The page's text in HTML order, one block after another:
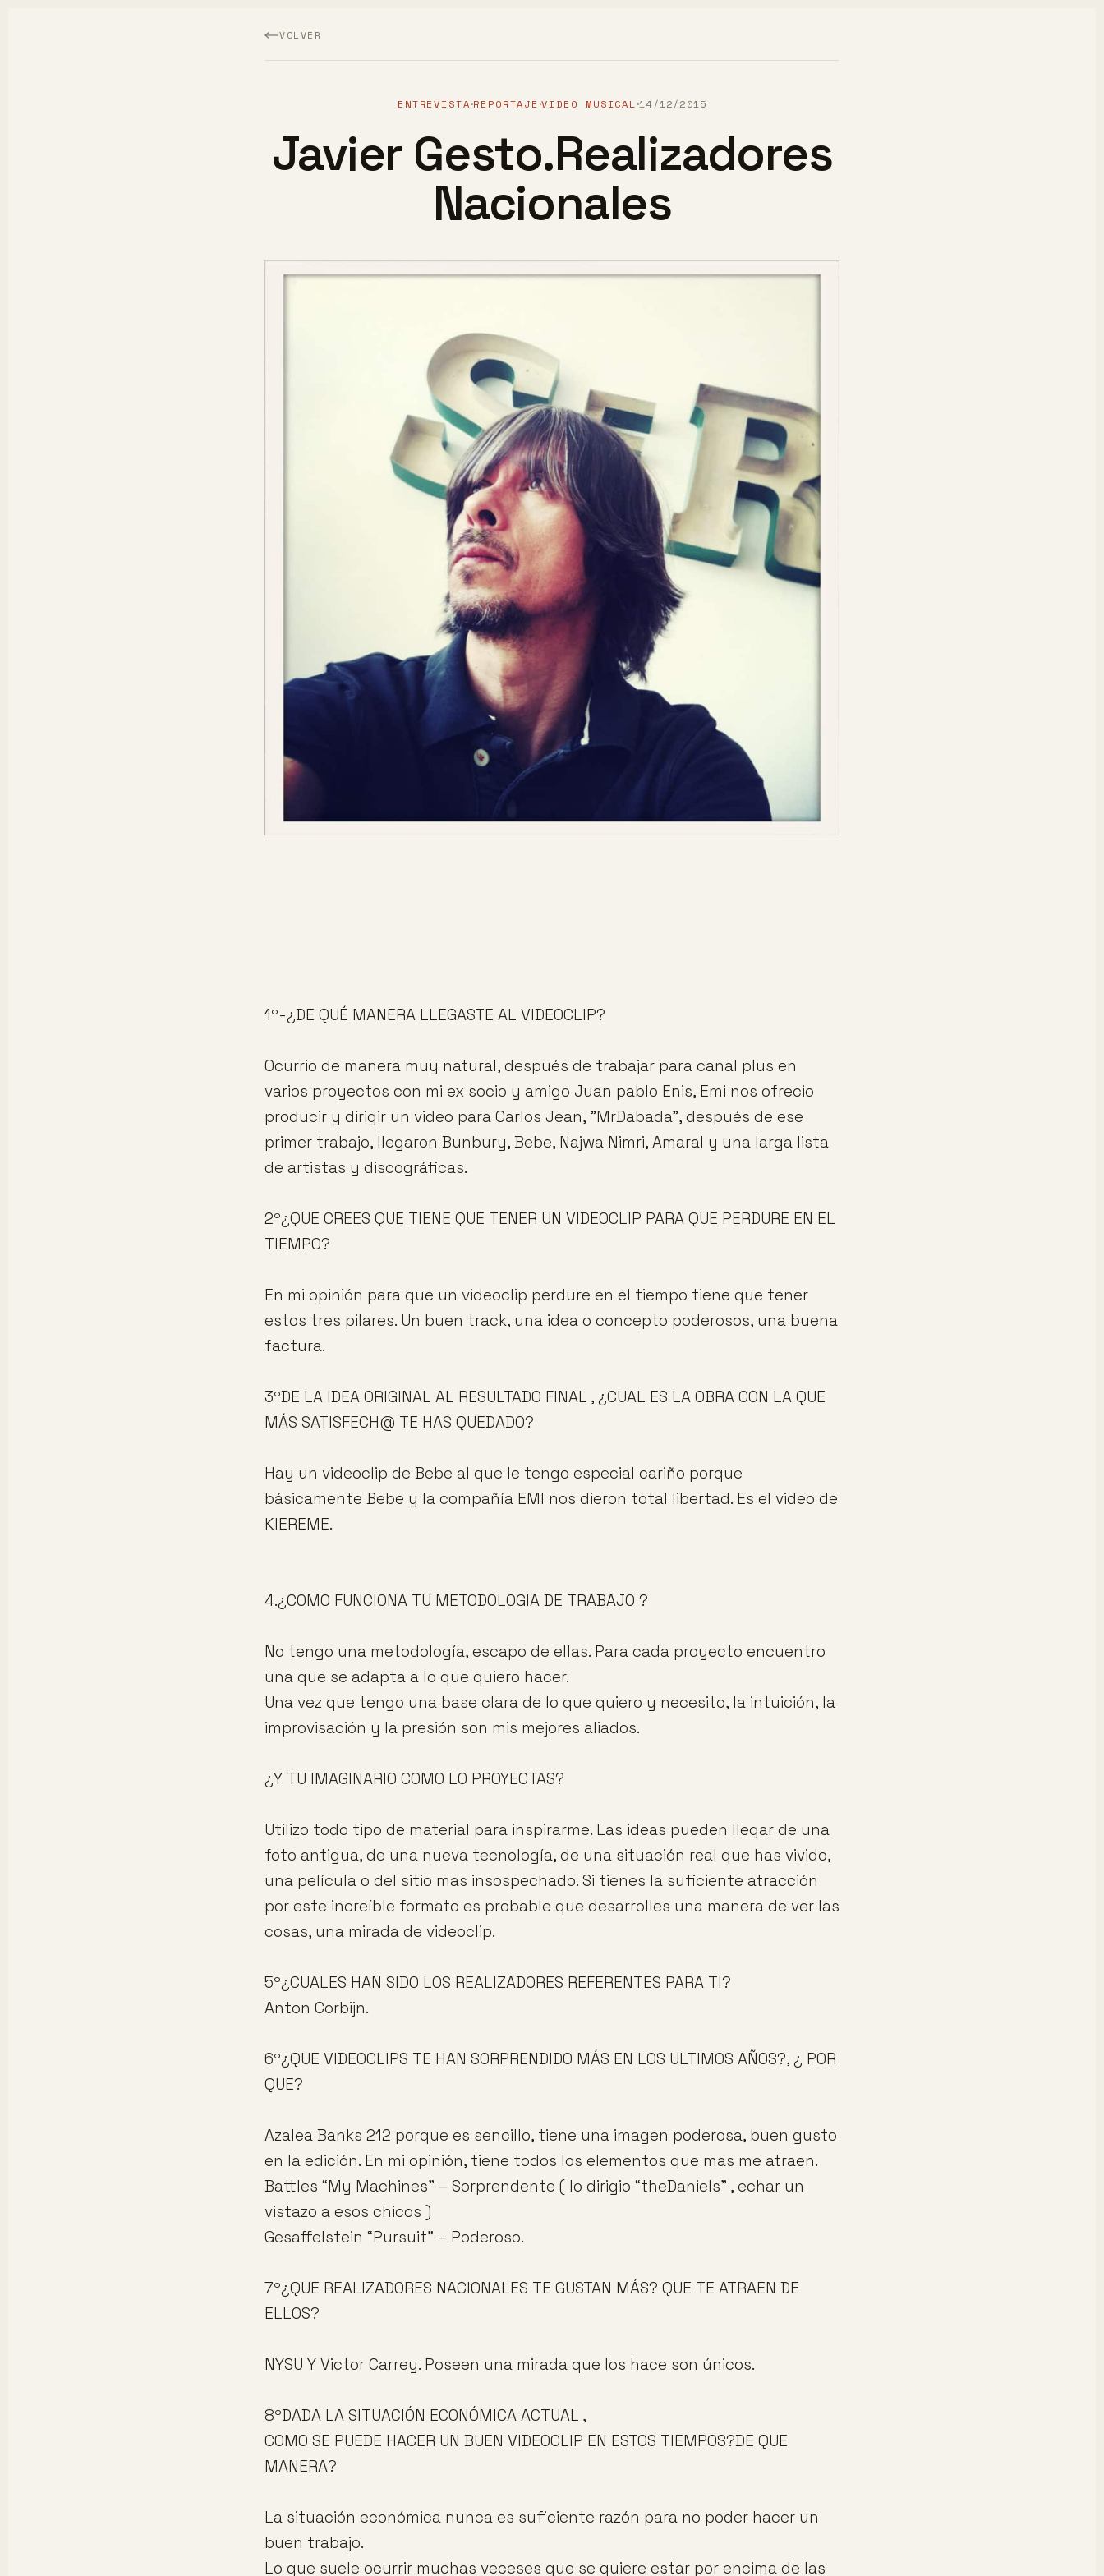
VOLVER
ENTREVISTA·REPORTAJE ·VIDEO MUSICAL·14/12/2015
Javier Gesto.Realizadores
Nacionales
1º-¿DE QUÉ MANERA LLEGASTE AL VIDEOCLIP?
Ocurrio de manera muy natural, después de trabajar para canal plus en
varios proyectos con mi ex socio y amigo Juan pablo Enis, Emi nos ofrecio
producir y dirigir un video para Carlos Jean, "MrDabada", después de ese
primer trabajo, llegaron Bunbury, Bebe, Najwa Nimri, Amaral y una larga lista
de artistas y discográficas.
2º¿QUE CREES QUE TIENE QUE TENER UN VIDEOCLIP PARA QUE PERDURE EN EL
TIEMPO?
En mi opinión para que un videoclip perdure en el tiempo tiene que tener
estos tres pilares. Un buen track, una idea o concepto poderosos, una buena
factura.
3ºDE LA IDEA ORIGINAL AL RESULTADO FINAL , ¿CUAL ES LA OBRA CON LA QUE
MÁS SATISFECH@ TE HAS QUEDADO?
Hay un videoclip de Bebe al que le tengo especial cariño porque
básicamente Bebe y la compañía EMI nos dieron total libertad. Es el video de
KIEREME.
4.¿COMO FUNCIONA TU METODOLOGIA DE TRABAJO ?
No tengo una metodología, escapo de ellas. Para cada proyecto encuentro
una que se adapta a lo que quiero hacer.
Una vez que tengo una base clara de lo que quiero y necesito, la intuición, la
improvisación y la presión son mis mejores aliados.
¿Y TU IMAGINARIO COMO LO PROYECTAS?
Utilizo todo tipo de material para inspirarme. Las ideas pueden llegar de una
foto antigua, de una nueva tecnología, de una situación real que has vivido,
una película o del sitio mas insospechado. Si tienes la suficiente atracción
por este increíble formato es probable que desarrolles una manera de ver las
cosas, una mirada de videoclip.
5º¿CUALES HAN SIDO LOS REALIZADORES REFERENTES PARA TI?
Anton Corbijn.
6º¿QUE VIDEOCLIPS TE HAN SORPRENDIDO MÁS EN LOS ULTIMOS AÑOS?, ¿ POR
QUE?
Azalea Banks 212 porque es sencillo, tiene una imagen poderosa, buen gusto
en la edición. En mi opinión, tiene todos los elementos que mas me atraen.
Battles “My Machines” – Sorprendente ( lo dirigio “theDaniels” , echar un
vistazo a esos chicos )
Gesaffelstein “Pursuit” – Poderoso.
7º¿QUE REALIZADORES NACIONALES TE GUSTAN MÁS? QUE TE ATRAEN DE
ELLOS?
NYSU Y Victor Carrey. Poseen una mirada que los hace son únicos.
8ºDADA LA SITUACIÓN ECONÓMICA ACTUAL ,
COMO SE PUEDE HACER UN BUEN VIDEOCLIP EN ESTOS TIEMPOS?DE QUE
MANERA?
La situación económica nunca es suficiente razón para no poder hacer un
buen trabajo.
Lo que suele ocurrir muchas veceses que se quiere estar por encima de las